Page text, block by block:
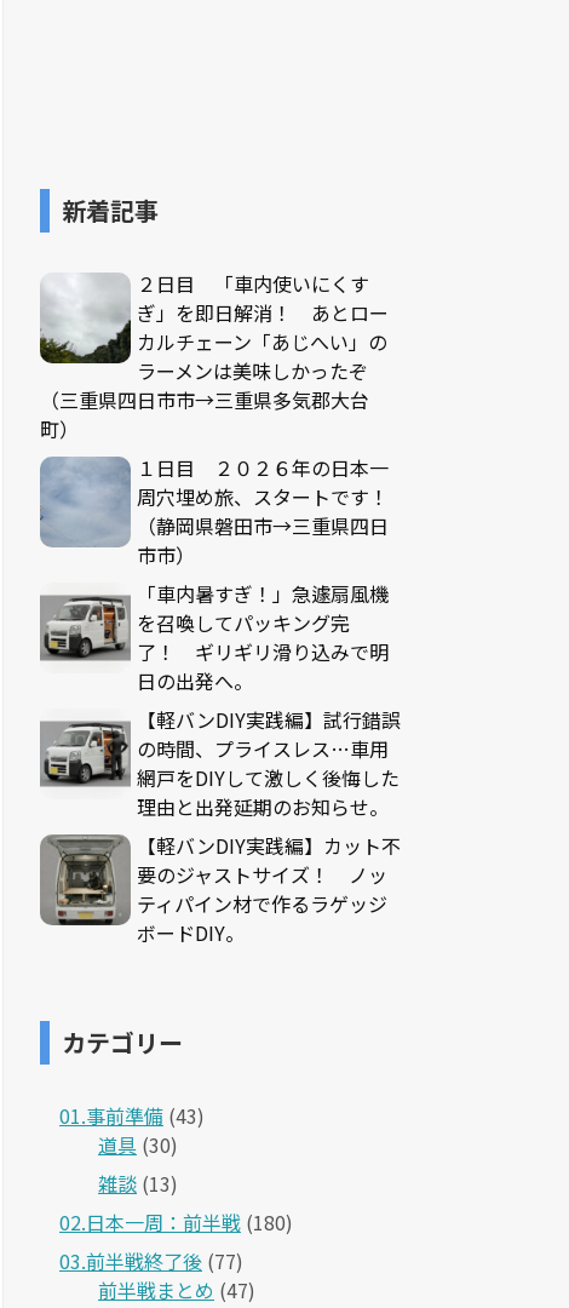
新着記事
２日目 「車内使いにくす
ぎ」を即日解消！ あとロー
カルチェーン「あじへい」の
ラーメンは美味しかったぞ
（三重県四日市市→三重県多気郡大台
町）
１日目 ２０２６年の日本一
周穴埋め旅、スタートです！
（静岡県磐田市→三重県四日
市市）
「車内暑すぎ！」急遽扇風機
を召喚してパッキング完
了！ ギリギリ滑り込みで明
日の出発へ。
【軽バンDIY実践編】試行錯誤
の時間、プライスレス…車用
網戸をDIYして激しく後悔した
理由と出発延期のお知らせ。
【軽バンDIY実践編】カット不
要のジャストサイズ！ ノッ
ティパイン材で作るラゲッジ
ボードDIY。
カテゴリー
01.事前準備 (43)
道具 (30)
雑談 (13)
02.日本一周：前半戦 (180)
03.前半戦終了後 (77)
前半戦まとめ (47)